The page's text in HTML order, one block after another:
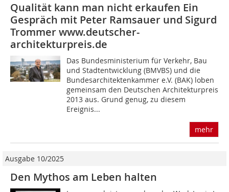
Qualität kann man nicht erkaufen Ein
Gespräch mit Peter Ramsauer und Sigurd
Trommer www.deutscher-
architekturpreis.de
Das Bundesministerium für Verkehr, Bau
und Stadtentwicklung (BMVBS) und die
Bundesarchitektenkammer e.V. (BAK) loben
gemeinsam den Deutschen Architekturpreis
2013 aus. Grund genug, zu diesem
Ereignis...
mehr
Ausgabe 10/2025
Den Mythos am Leben halten